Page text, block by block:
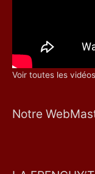
Voir toutes les
Notre